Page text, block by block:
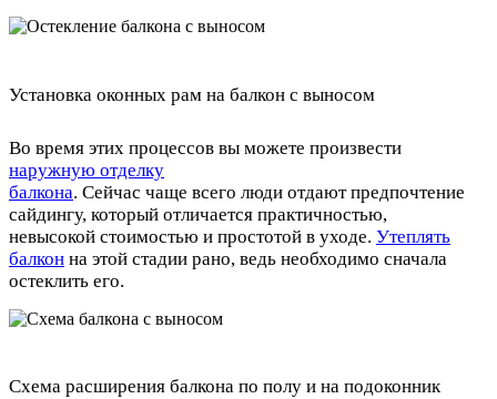
Установка оконных рам на балкон с выносом
Во время этих процессов вы можете произвести
наружную отделку
балкона. Сейчас чаще всего люди отдают предпочтение
сайдингу, который отличается практичностью,
невысокой стоимостью и простотой в уходе. Утеплять
балкон на этой стадии рано, ведь необходимо сначала
остеклить его.
Схема расширения балкона по полу и на подоконник